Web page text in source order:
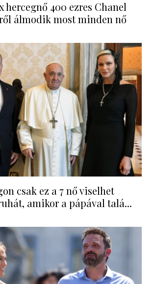
hercegnő 400 ezres Chanel
álmodik most minden nő
csak ez a 7 nő viselhet
amikor a pápával talá...